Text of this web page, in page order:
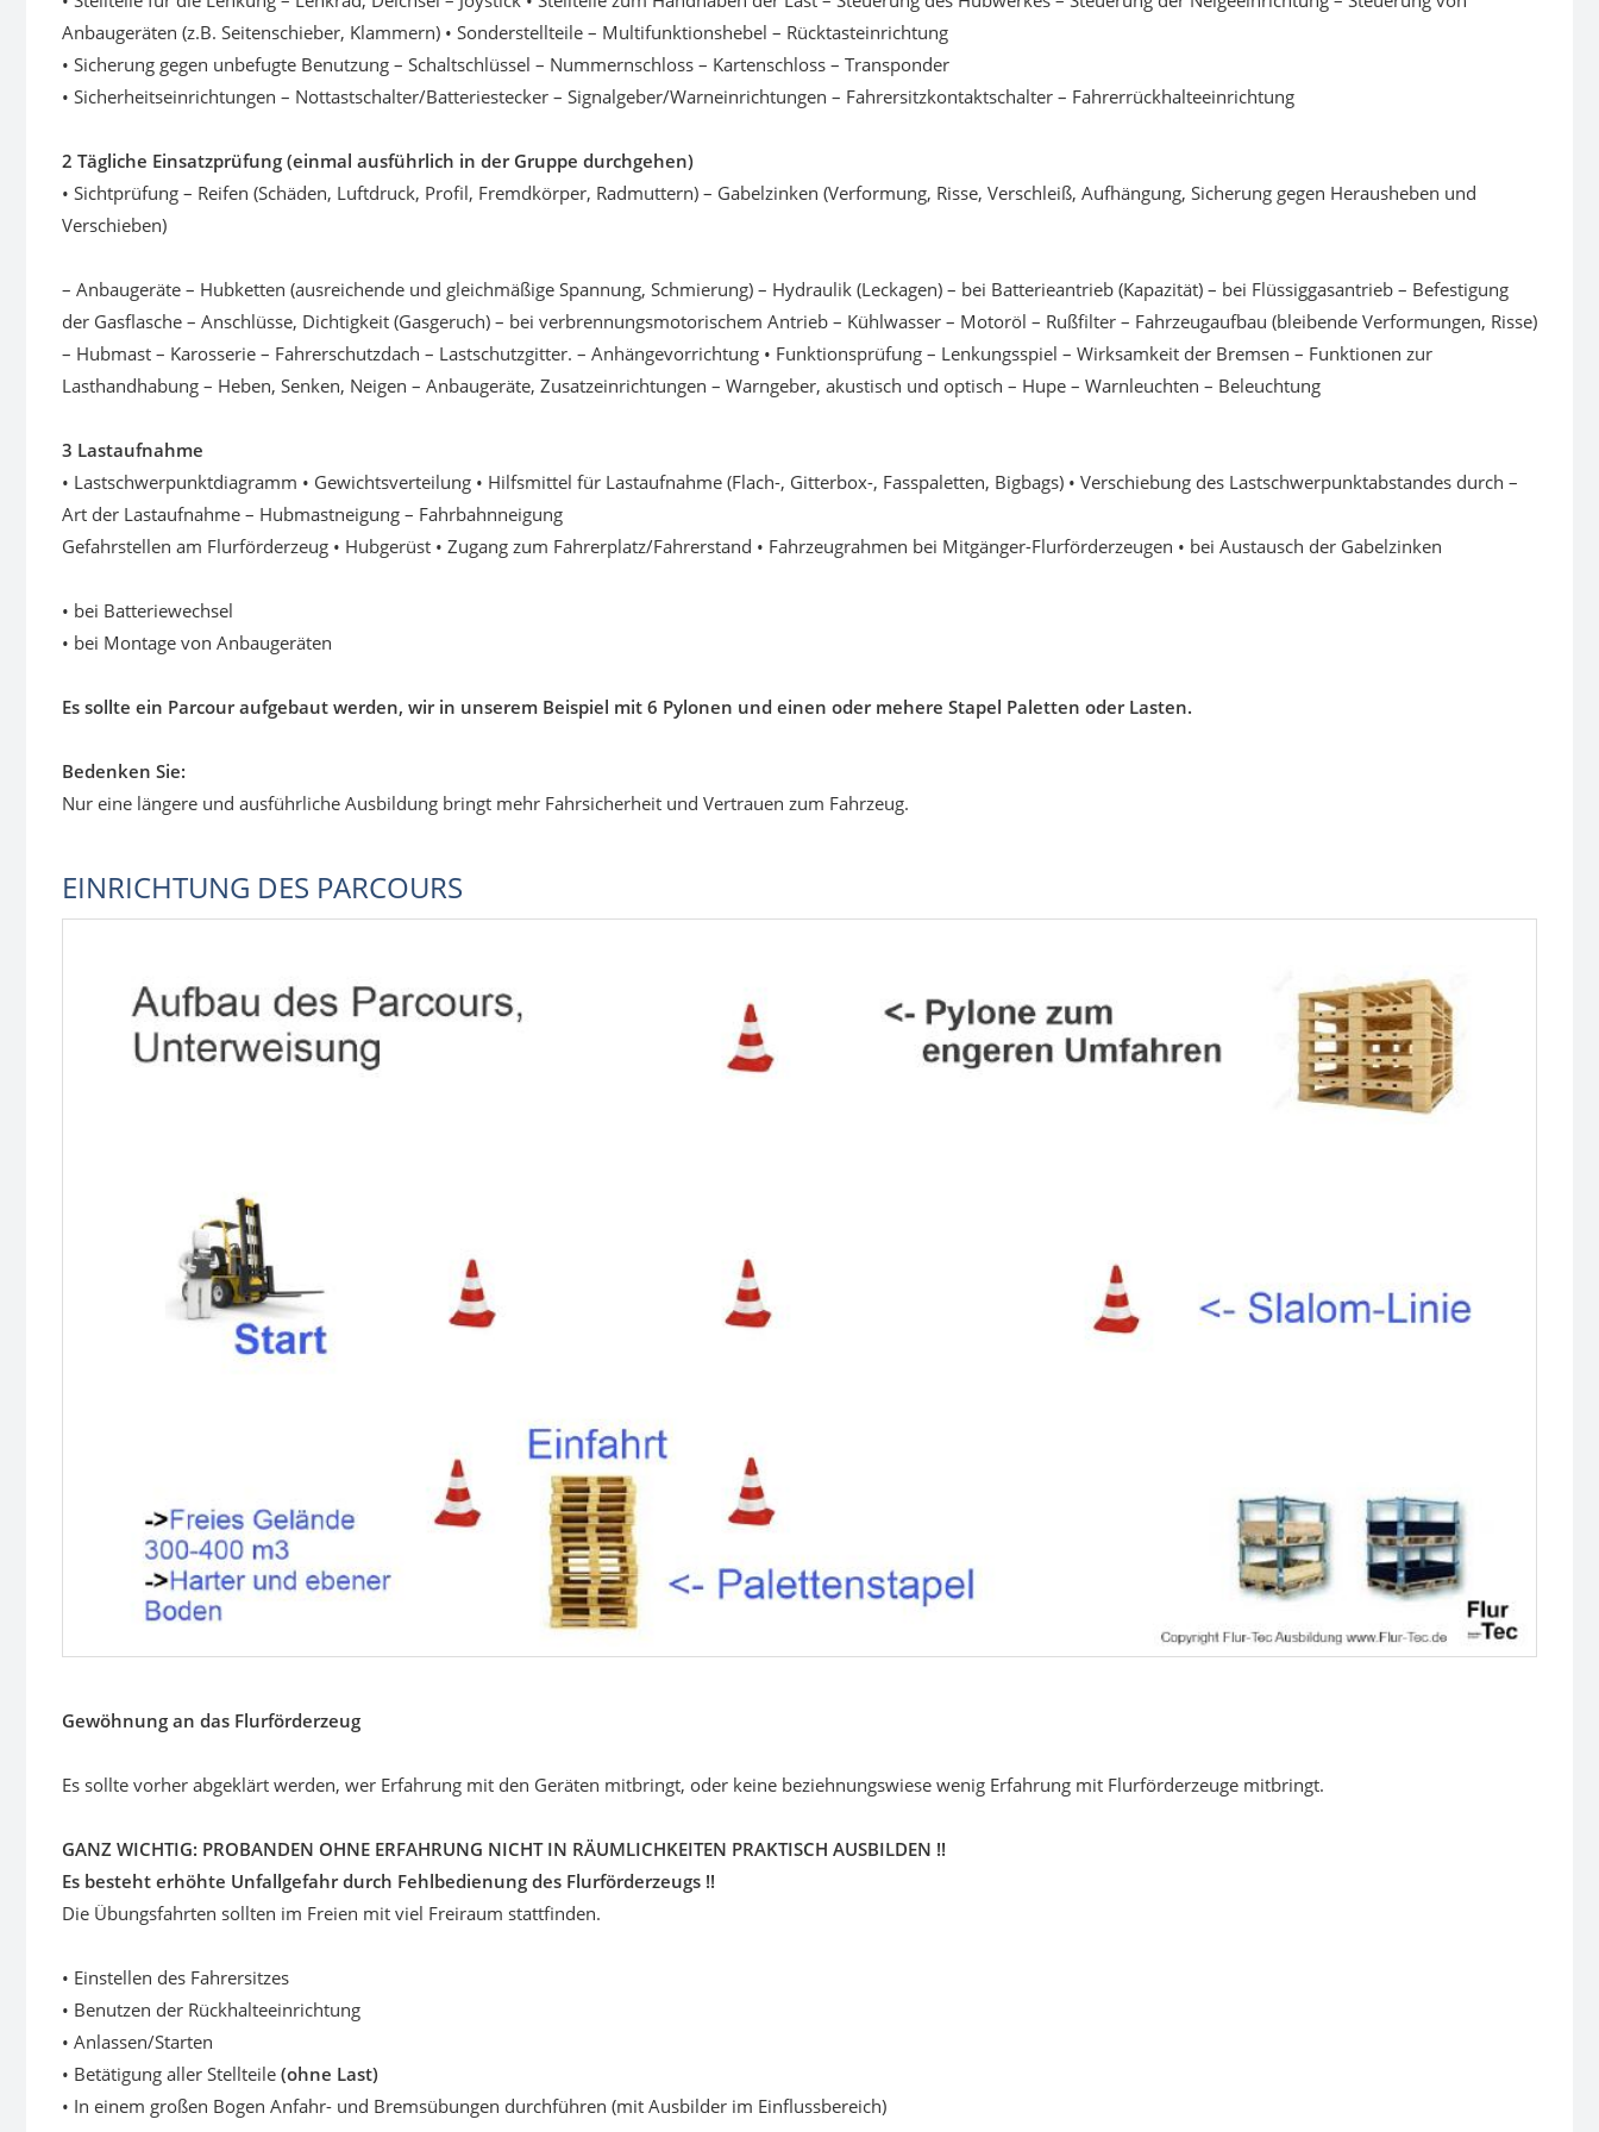
Anbaugeräten (z.B. Seitenschieber, Klammern) • Sonderstellteile – Multifunktionshebel – Rücktasteinrichtung
• Sicherung gegen unbefugte Benutzung – Schaltschlüssel – Nummernschloss – Kartenschloss – Transponder
• Sicherheitseinrichtungen – Nottastschalter/Batteriestecker – Signalgeber/Warneinrichtungen – Fahrersitzkontaktschalter – Fahrerrückhalteeinrichtung
2 Tägliche Einsatzprüfung (einmal ausführlich in der Gruppe durchgehen)
• Sichtprüfung – Reifen (Schäden, Luftdruck, Profil, Fremdkörper, Radmuttern) – Gabelzinken (Verformung, Risse, Verschleiß, Aufhängung, Sicherung gegen Herausheben und
Verschieben)
– Anbaugeräte – Hubketten (ausreichende und gleichmäßige Spannung, Schmierung) – Hydraulik (Leckagen) – bei Batterieantrieb (Kapazität) – bei Flüssiggasantrieb – Befestigung
der Gasflasche – Anschlüsse, Dichtigkeit (Gasgeruch) – bei verbrennungsmotorischem Antrieb – Kühlwasser – Motoröl – Rußfilter – Fahrzeugaufbau (bleibende Verformungen, Risse)
– Hubmast – Karosserie – Fahrerschutzdach – Lastschutzgitter. – Anhängevorrichtung • Funktionsprüfung – Lenkungsspiel – Wirksamkeit der Bremsen – Funktionen zur
Lasthandhabung – Heben, Senken, Neigen – Anbaugeräte, Zusatzeinrichtungen – Warngeber, akustisch und optisch – Hupe – Warnleuchten – Beleuchtung
3 Lastaufnahme
• Lastschwerpunktdiagramm • Gewichtsverteilung • Hilfsmittel für Lastaufnahme (Flach-, Gitterbox-, Fasspaletten, Bigbags) • Verschiebung des Lastschwerpunktabstandes durch –
Art der Lastaufnahme – Hubmastneigung – Fahrbahnneigung
Gefahrstellen am Flurförderzeug • Hubgerüst • Zugang zum Fahrerplatz/Fahrerstand • Fahrzeugrahmen bei Mitgänger-Flurförderzeugen • bei Austausch der Gabelzinken
• bei Batteriewechsel
• bei Montage von Anbaugeräten
Es sollte ein Parcour aufgebaut werden, wir in unserem Beispiel mit 6 Pylonen und einen oder mehere Stapel Paletten oder Lasten.
Bedenken Sie:
Nur eine längere und ausführliche Ausbildung bringt mehr Fahrsicherheit und Vertrauen zum Fahrzeug.
EINRICHTUNG DES PARCOURS
Gewöhnung an das Flurförderzeug
Es sollte vorher abgeklärt werden, wer Erfahrung mit den Geräten mitbringt, oder keine beziehnungswiese wenig Erfahrung mit Flurförderzeuge mitbringt.
GANZ WICHTIG: PROBANDEN OHNE ERFAHRUNG NICHT IN RÄUMLICHKEITEN PRAKTISCH AUSBILDEN !!
Es besteht erhöhte Unfallgefahr durch Fehlbedienung des Flurförderzeugs !!
Die Übungsfahrten sollten im Freien mit viel Freiraum stattfinden.
• Einstellen des Fahrersitzes
• Benutzen der Rückhalteeinrichtung
• Anlassen/Starten
• Betätigung aller Stellteile (ohne Last)
• In einem großen Bogen Anfahr- und Bremsübungen durchführen (mit Ausbilder im Einflussbereich)